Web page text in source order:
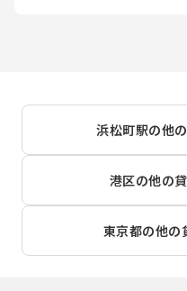
浜松町駅の他
港区の他の
東京都の他の